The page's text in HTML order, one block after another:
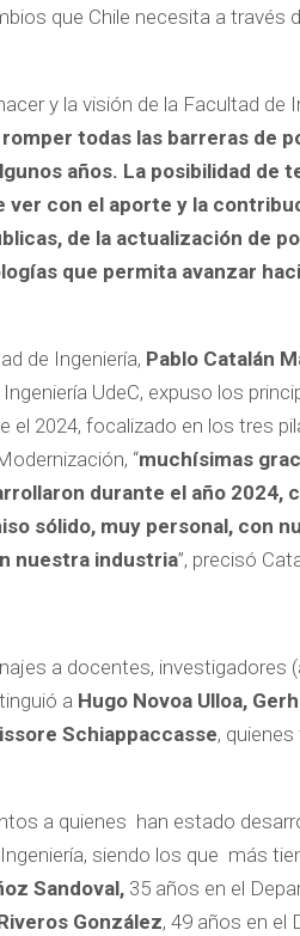
que Chile necesita a través
y la visión de la Facultad de
todas las barreras de
años. La posibilidad de
con el aporte y la
de la actualización de
que permita avanzar
de Ingeniería, Pablo Catalán
UdeC, expuso los
el 2024, focalizado en los tres
“muchísimas
durante el año 2024,
sólido, muy personal, con
nuestra industria”, precisó
a docentes, investigadores
a Hugo Novoa Ulloa,
Schiappaccasse,
a quienes han estado
siendo los que más
Sandoval, 35 años en el
González, 49 años en el